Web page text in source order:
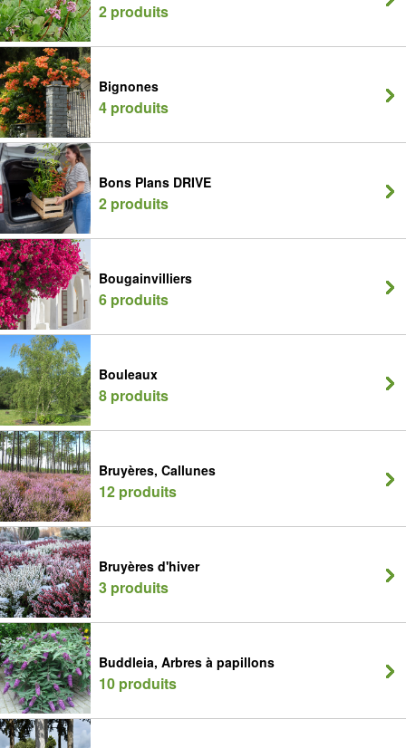
2 produits
Bignones
4 produits
Bons Plans DRIVE
2 produits
Bougainvilliers
6 produits
Bouleaux
8 produits
Bruyères, Callunes
12 produits
Bruyères d'hiver
3 produits
Buddleia, Arbres à papillons
10 produits